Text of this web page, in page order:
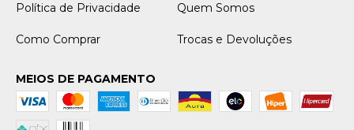
Política de Privacidade Quem Somos
Como Comprar Trocas e Devoluções
MEIOS DE PAGAMENTO